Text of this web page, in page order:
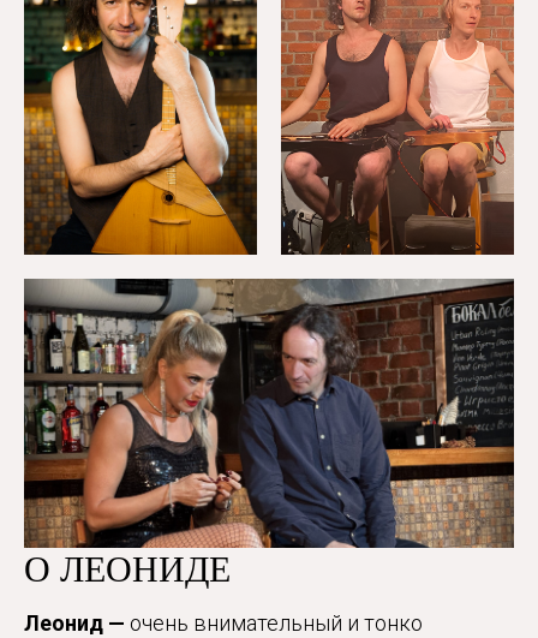
О ЛЕОНИДЕ
Леонид — очень внимательный и тонко